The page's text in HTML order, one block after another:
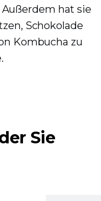
hat sie
Schokolade
Kombucha zu
Sie